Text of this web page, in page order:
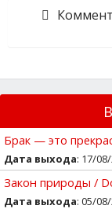
Брак — это
Дата выхода: 17/
Закон природы /
Дата выхода: 05/